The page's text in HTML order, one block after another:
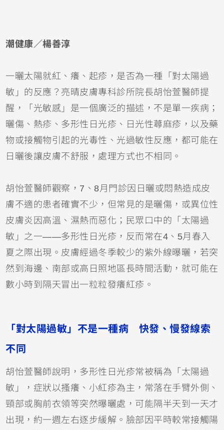
潮健康／楊善淳
一曬太陽就紅、癢、起疹，是否為一種「對太陽過
敏」的反應？亮晴皮膚專科診所院長胡怡萱醫師提
醒，「光敏感」是一個廣泛的描述，不是單一疾病；
曬傷 、熱疹、多形性日光疹、日光性蕁麻疹 ，以及藥
物或接觸物引起的光毒性、光過敏性反應，都可能在
日曬後讓皮膚不舒服，處理方式也不相同。
胡怡萱醫師觀察，7、8月門診因日曬或悶熱造成皮
膚不適的患者確實不少，但常見的是曬傷，或異位性
皮膚炎 因高溫、濕熱而惡化；民眾口中的「太陽過
敏」之一——多形性日光疹，反而常在4、5月春入
夏之際出現。皮膚經過冬季較少的紫外線曝曬，若突
然到海邊、南部或高日照地區長時間活動，就可能在
數小時到隔天冒出一粒粒發癢紅疹。
「對太陽過敏」不是一種病 快發、慢發線索
不同
胡怡萱醫師說明，多形性日光疹常被稱為「太陽過
敏」，症狀以搔癢、小紅疹為主，常落在手臂外側、
頸部或胸前衣領等突然曝曬處，可能隔半天到一天才
出現，約一週左右逐步緩解。臉部因平時較常接觸陽